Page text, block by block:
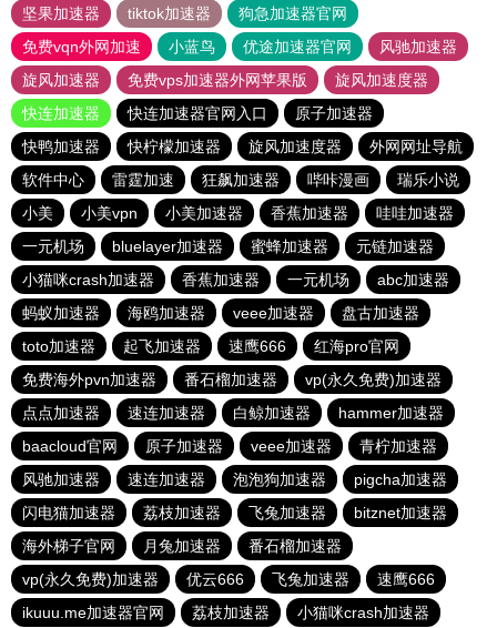
坚果加速器
tiktok加速器
狗急加速器官网
免费vqn外网加速
小蓝鸟 优途加速器官网
风驰加速器
旋风加速器
免费vps加速器外网苹果版
旋风加速度器
快连加速器
快连加速器官网入口
原子加速器
快鸭加速器
快柠檬加速器 旋风加速度器
外网网址导航
软件中心
雷霆加速 狂飙加速器 哔咔漫画
瑞乐小说
小美
小美vpn 小美加速器 香蕉加速器
哇哇加速器
一元机场
bluelayer加速器 蜜蜂加速器
元链加速器
小猫咪crash加速器
香蕉加速器 一元机场
abc加速器
蚂蚁加速器
海鸥加速器 veee加速器
盘古加速器
toto加速器
起飞加速器 速鹰666
红海pro官网
免费海外pvn加速器
番石榴加速器
vp(永久免费)加速器
点点加速器
速连加速器 白鲸加速器
hammer加速器
baacloud官网
原子加速器 veee加速器
青柠加速器
风驰加速器
速连加速器 泡泡狗加速器
pigcha加速器
闪电猫加速器
荔枝加速器 飞兔加速器
bitznet加速器
海外梯子官网
月兔加速器
番石榴加速器
vp(永久免费)加速器
优云666 飞兔加速器
速鹰666
ikuuu.me加速器官网
荔枝加速器 小猫咪crash加速器